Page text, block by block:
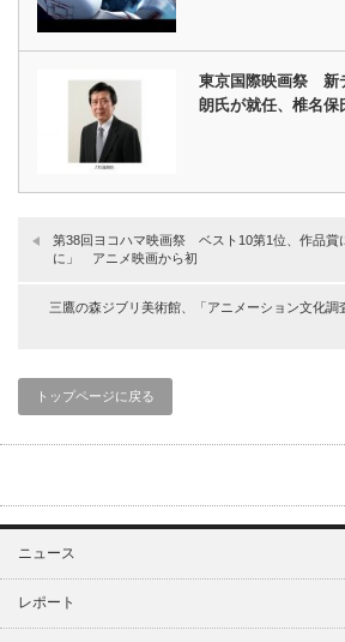
東京国際映画祭 新
朗氏が就任、椎名
第38回ヨコハマ映画祭 ベスト10第1位、作品賞
に」 アニメ映画から初
三鷹の森ジブリ美術館、「アニメーション文化調
トップページに戻る
ニュース
レポート